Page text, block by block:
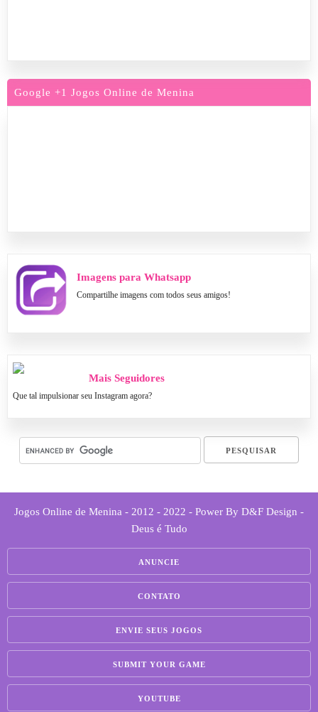
Google +1 Jogos Online de Menina
Imagens para Whatsapp
Compartilhe imagens com todos seus amigos!
Mais Seguidores
Que tal impulsionar seu Instagram agora?
Jogos Online de Menina - 2012 - 2022 - Power By D&F Design -
Deus é Tudo
ANUNCIE
CONTATO
ENVIE SEUS JOGOS
SUBMIT YOUR GAME
YOUTUBE